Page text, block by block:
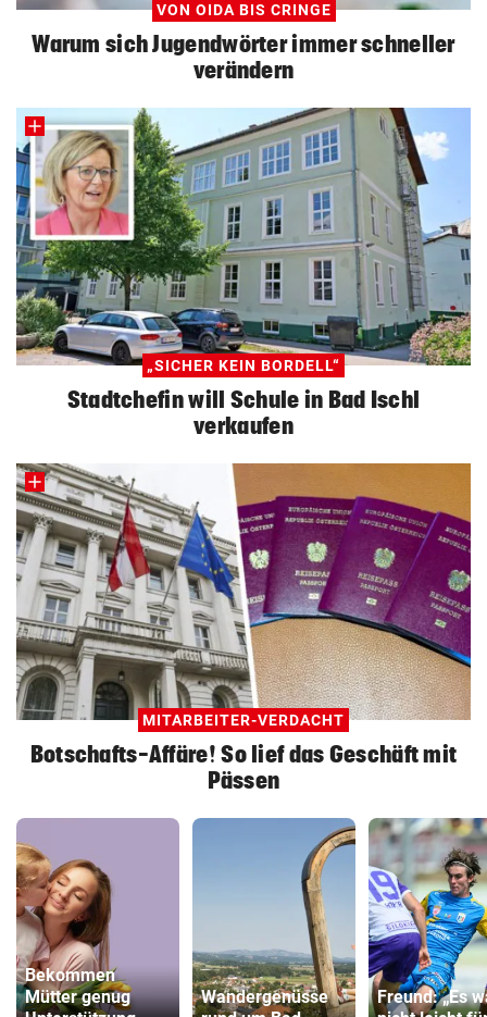
VON OIDA BIS CRINGE
Warum sich Jugendwörter immer schneller
verändern
„SICHER KEIN BORDELL“
Stadtchefin will Schule in Bad Ischl
verkaufen
MITARBEITER-VERDACHT
Botschafts-Affäre! So lief das Geschäft mit
Pässen
Bekommen
Mütter genug
Wandergenüsse
Freund: „Es